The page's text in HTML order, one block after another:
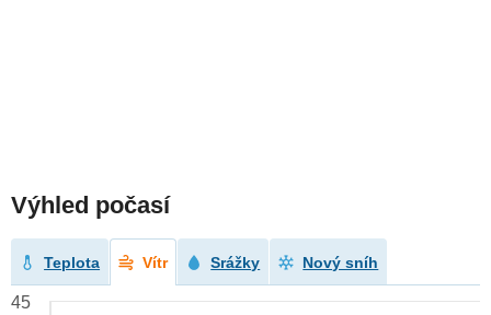
Výhled počasí
Teplota Vítr Srážky Nový sníh
45